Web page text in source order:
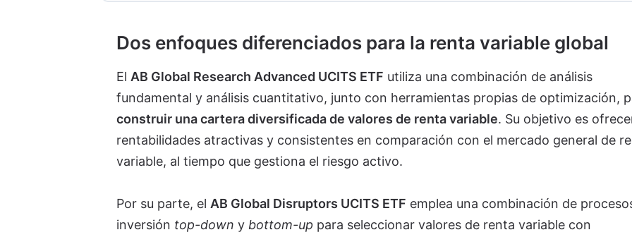
Dos enfoques diferenciados para la renta variable global
El AB Global Research Advanced UCITS ETF utiliza una combinación de análisis
fundamental y análisis cuantitativo, junto con herramientas propias de optimización,
construir una cartera diversificada de valores de renta variable. Su objetivo es
rentabilidades atractivas y consistentes en comparación con el mercado general de
variable, al tiempo que gestiona el riesgo activo.
Por su parte, el AB Global Disruptors UCITS ETF emplea una combinación de
inversión top-down y bottom-up para seleccionar valores de renta variable con